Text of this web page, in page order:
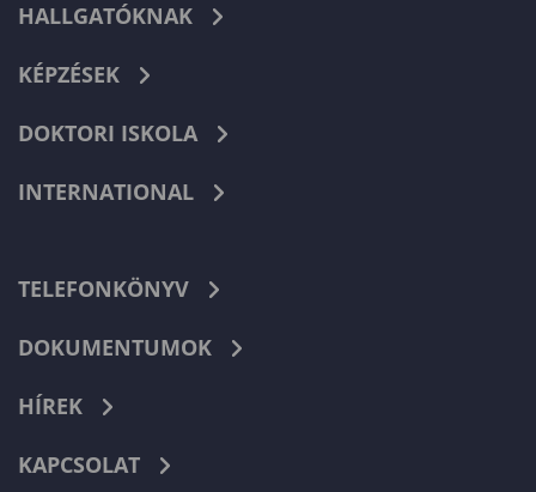
HALLGATÓKNAK
KÉPZÉSEK
DOKTORI ISKOLA
INTERNATIONAL
TELEFONKÖNYV
DOKUMENTUMOK
HÍREK
KAPCSOLAT